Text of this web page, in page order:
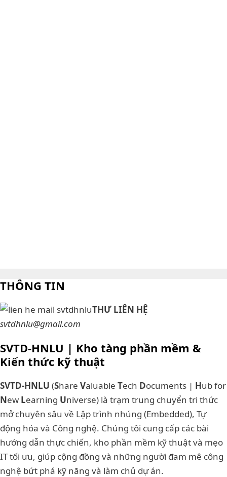
THÔNG TIN
THƯ LIÊN HỆ
svtdhnlu@gmail.com
SVTD-HNLU | Kho tàng phần mềm &
Kiến thức kỹ thuật
SVTD-HNLU (Share Valuable Tech Documents | Hub for
New Learning Universe) là trạm trung chuyển tri thức
mở chuyên sâu về Lập trình nhúng (Embedded), Tự
động hóa và Công nghệ. Chúng tôi cung cấp các bài
hướng dẫn thực chiến, kho phần mềm kỹ thuật và mẹo
IT tối ưu, giúp cộng đồng và những người đam mê công
nghệ bứt phá kỹ năng và làm chủ dự án.